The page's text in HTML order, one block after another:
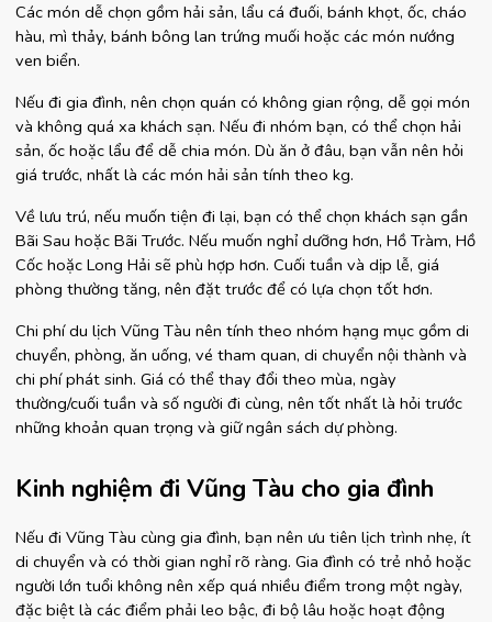
Các món dễ chọn gồm hải sản, lẩu cá đuối, bánh khọt, ốc, cháo
hàu, mì thảy, bánh bông lan trứng muối hoặc các món nướng
ven biển.
Nếu đi gia đình, nên chọn quán có không gian rộng, dễ gọi món
và không quá xa khách sạn. Nếu đi nhóm bạn, có thể chọn hải
sản, ốc hoặc lẩu để dễ chia món. Dù ăn ở đâu, bạn vẫn nên hỏi
giá trước, nhất là các món hải sản tính theo kg.
Về lưu trú, nếu muốn tiện đi lại, bạn có thể chọn khách sạn gần
Bãi Sau hoặc Bãi Trước. Nếu muốn nghỉ dưỡng hơn, Hồ Tràm, Hồ
Cốc hoặc Long Hải sẽ phù hợp hơn. Cuối tuần và dịp lễ, giá
phòng thường tăng, nên đặt trước để có lựa chọn tốt hơn.
Chi phí du lịch Vũng Tàu nên tính theo nhóm hạng mục gồm di
chuyển, phòng, ăn uống, vé tham quan, di chuyển nội thành và
chi phí phát sinh. Giá có thể thay đổi theo mùa, ngày
thường/cuối tuần và số người đi cùng, nên tốt nhất là hỏi trước
những khoản quan trọng và giữ ngân sách dự phòng.
Kinh nghiệm đi Vũng Tàu cho gia đình
Nếu đi Vũng Tàu cùng gia đình, bạn nên ưu tiên lịch trình nhẹ, ít
di chuyển và có thời gian nghỉ rõ ràng. Gia đình có trẻ nhỏ hoặc
người lớn tuổi không nên xếp quá nhiều điểm trong một ngày,
đặc biệt là các điểm phải leo bậc, đi bộ lâu hoặc hoạt động